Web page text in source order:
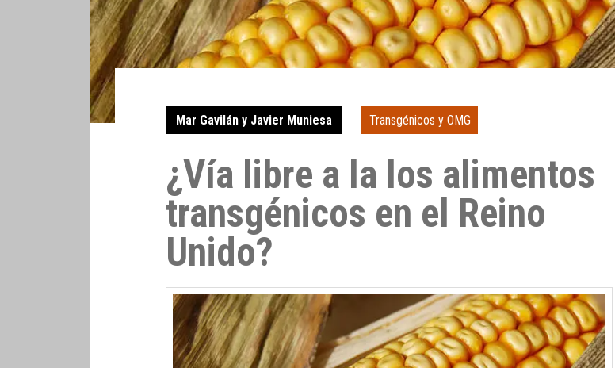
Mar Gavilán y Javier Muniesa Transgénicos y OMG
¿Vía libre a la los alimentos
transgénicos en el Reino
Unido?